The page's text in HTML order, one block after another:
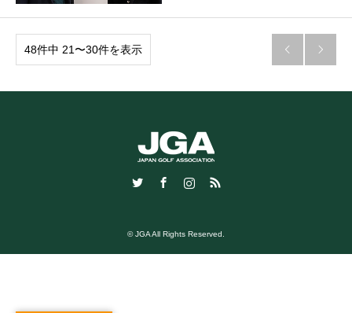
48件中 21〜30件を表示  
RSS
© JGA All Rights Reserved.